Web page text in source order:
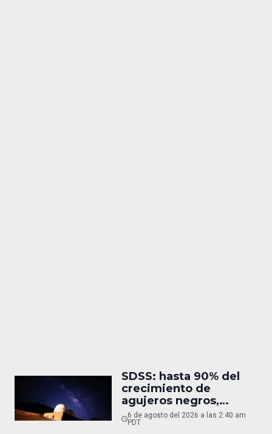
SDSS: hasta 90% del
crecimiento de
agujeros negros,
oculto
6 de agosto del 2026 a las 2:40 am
PDT